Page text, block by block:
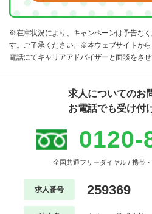
※在庫状況により、キャンペーンは予告な
す。ご了承ください。※本ウェブサイトか
電話にてキャリアアドバイザーと面談をさ
求人についてのお
お電話でも受け付
0120-
全国共通フリーダイヤル / 携帯
求人番号 259369